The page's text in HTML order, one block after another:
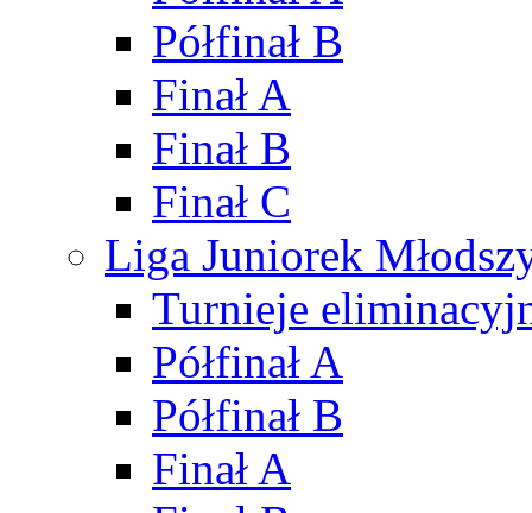
Półfinał B
Finał A
Finał B
Finał C
Liga Juniorek
Turnieje
Półfinał A
Półfinał B
Finał A